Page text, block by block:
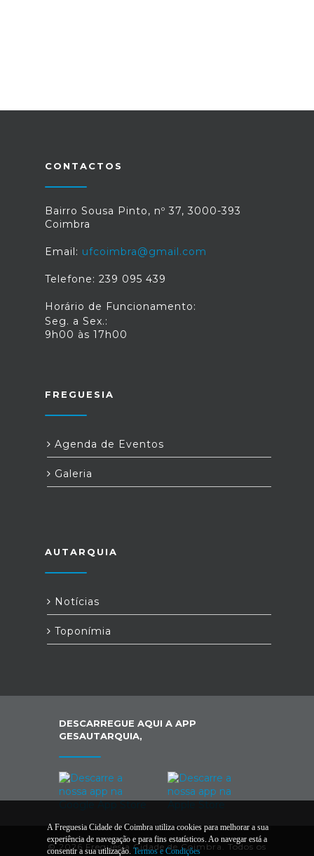
CONTACTOS
Bairro Sousa Pinto, nº 37, 3000-393
Coimbra
Email: ufcoimbra@gmail.com
Telefone: 239 095 439
Horário de Funcionamento:
Seg. a Sex.:
9h00 às 17h00
FREGUESIA
Agenda de Eventos
Galeria
AUTARQUIA
Notícias
Toponímia
DESCARREGUE AQUI A APP
GESAUTARQUIA,
© 2026 Freguesia Cidade de Coimbra. Todos os
A Freguesia Cidade de Coimbra utiliza cookies para melhorar a sua
experiência de navegação e para fins estatísticos. Ao navegar está a
consentir a sua utilização. Termos e Condições